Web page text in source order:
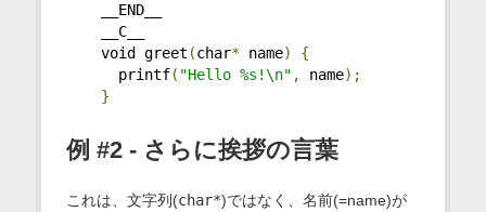
__END__
__C__
void greet (char* name)
{
printf( "Hello %s!\n" , name);
}
例 #2 - さらに挨拶の言葉
これは、文字列(char*)ではなく、名前(=name)が